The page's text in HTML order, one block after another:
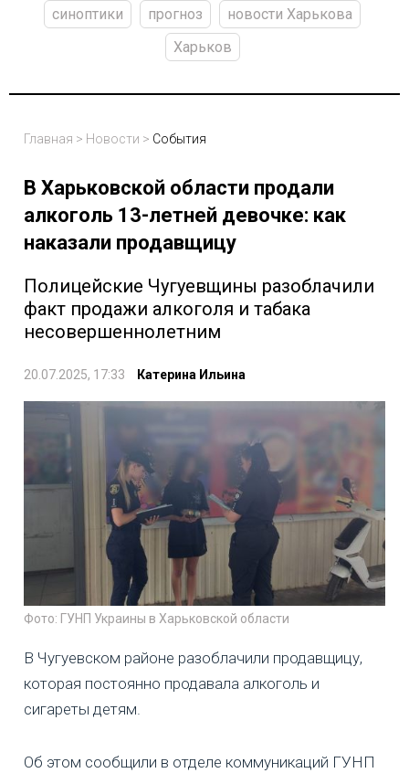
синоптики
прогноз
новости Харькова
Харьков
Главная > Новости > События
В Харьковской области продали
алкоголь 13-летней девочке: как
наказали продавщицу
Полицейские Чугуевщины разоблачили
факт продажи алкоголя и табака
несовершеннолетним
20.07.2025, 17:33 Катерина Ильина
Фото: ГУНП Украины в Харьковской области
В Чугуевском районе разоблачили продавщицу,
которая постоянно продавала алкоголь и
сигареты детям.
Об этом сообщили в отделе коммуникаций ГУНП